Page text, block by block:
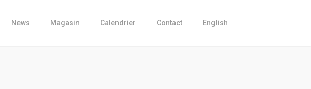
News Magasin Calendrier Contact English